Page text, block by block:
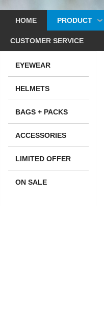
HOME PRODUCT
CUSTOMER SERVICE
EYEWEAR
HELMETS
BAGS + PACKS
ACCESSORIES
LIMITED OFFER
ON SALE